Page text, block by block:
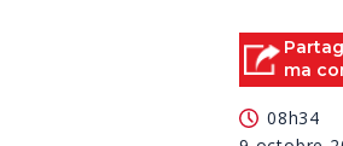
secondsVolume
ma
08h34